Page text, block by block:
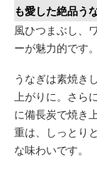
も愛した絶品う
風ひつまぶし、
ーが魅力的です。
うなぎは素焼き
上がりに。さら
に備長炭で焼き
重は、しっとり
な味わいです。